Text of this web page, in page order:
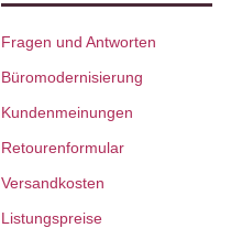
Fragen und Antworten
Büromodernisierung
Kundenmeinungen
Retourenformular
Versandkosten
Listungspreise